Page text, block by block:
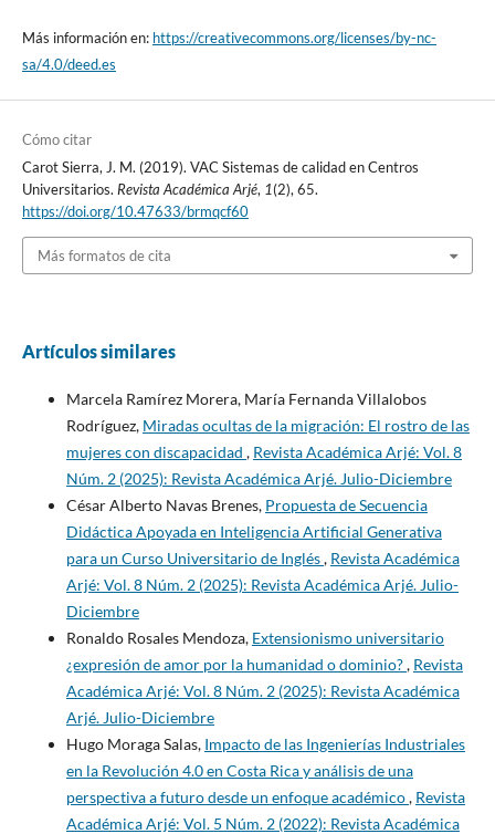
Más información en: https://creativecommons.org/licenses/by-nc-
sa/4.0/deed.es
Cómo citar
Carot Sierra, J. M. (2019). VAC Sistemas de calidad en Centros
Universitarios. Revista Académica Arjé, 1(2), 65.
https://doi.org/10.47633/brmqcf60
Más formatos de cita
Artículos similares
Marcela Ramírez Morera, María Fernanda Villalobos
Rodríguez, Miradas ocultas de la migración: El rostro de las
mujeres con discapacidad , Revista Académica Arjé: Vol. 8
Núm. 2 (2025): Revista Académica Arjé. Julio-Diciembre
César Alberto Navas Brenes, Propuesta de Secuencia
Didáctica Apoyada en Inteligencia Artificial Generativa
para un Curso Universitario de Inglés, Revista Académica
Arjé: Vol. 8 Núm. 2 (2025): Revista Académica Arjé. Julio-
Diciembre
Ronaldo Rosales Mendoza, Extensionismo universitario
¿expresión de amor por la humanidad o dominio?, Revista
Académica Arjé: Vol. 8 Núm. 2 (2025): Revista Académica
Arjé. Julio-Diciembre
Hugo Moraga Salas, Impacto de las Ingenierías Industriales
en la Revolución 4.0 en Costa Rica y análisis de una
perspectiva a futuro desde un enfoque académico, Revista
Académica Arjé: Vol. 5 Núm. 2 (2022): Revista Académica